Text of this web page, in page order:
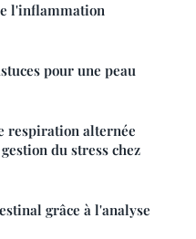
l'inflammation
pour une peau
respiration alternée
du stress chez
grâce à l'analyse